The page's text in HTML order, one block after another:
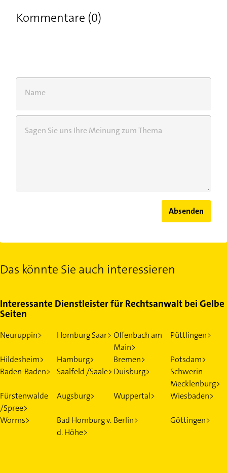
Kommentare (0)
Name
Sagen Sie uns Ihre Meinung zum Thema
Absenden
Das könnte Sie auch interessieren
Interessante Dienstleister für Rechtsanwalt bei Gelbe
Seiten
Neuruppin> Homburg Saar> Offenbach am
Main>
Püttlingen>
Hildesheim> Hamburg> Bremen>
Potsdam>
Baden-Baden>
Saalfeld /Saale>Duisburg>
Schwerin
Mecklenburg>
Fürstenwalde
/Spree>
Augsburg> Wuppertal> Wiesbaden>
Worms>
Bad Homburg v.
d. Höhe>
Berlin> Göttingen>